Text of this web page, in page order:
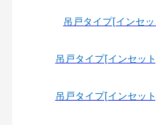
吊戸タイプ[インセ
吊戸タイプ[インセッ
吊戸タイプ[インセッ